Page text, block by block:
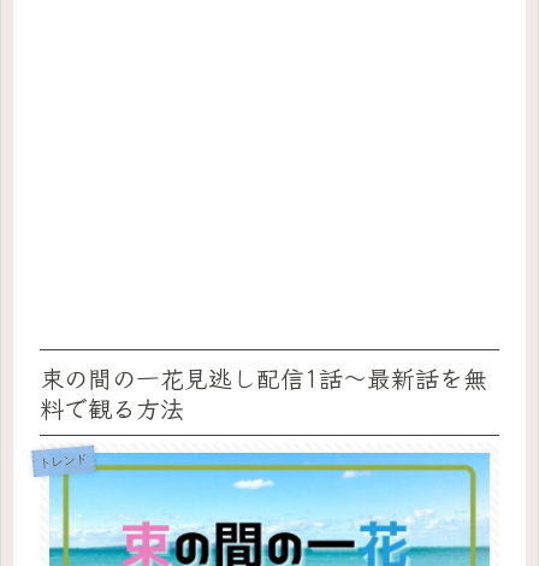
束の間の一花見逃し配信1話～最新話を無
料で観る方法
トレンド